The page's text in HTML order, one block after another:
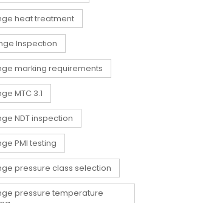
heat treatment
Inspection
marking requirements
MTC 3.1
NDT inspection
PMI testing
pressure class selection
pressure temperature